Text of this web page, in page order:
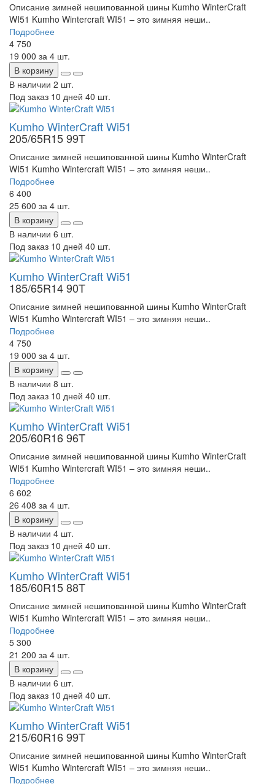
Описание зимней нешипованной шины Kumho WinterCraft
WI51 Kumho Wintercraft WI51 – это зимняя неши..
Подробнее
4 750
19 000 за 4 шт.
В корзину
В наличии 2 шт.
Под заказ 10 дней 40 шт.
Kumho WinterCraft Wi51
205/65R15 99T
Описание зимней нешипованной шины Kumho WinterCraft
WI51 Kumho Wintercraft WI51 – это зимняя неши..
Подробнее
6 400
25 600 за 4 шт.
В корзину
В наличии 6 шт.
Под заказ 10 дней 40 шт.
Kumho WinterCraft Wi51
185/65R14 90T
Описание зимней нешипованной шины Kumho WinterCraft
WI51 Kumho Wintercraft WI51 – это зимняя неши..
Подробнее
4 750
19 000 за 4 шт.
В корзину
В наличии 8 шт.
Под заказ 10 дней 40 шт.
Kumho WinterCraft Wi51
205/60R16 96T
Описание зимней нешипованной шины Kumho WinterCraft
WI51 Kumho Wintercraft WI51 – это зимняя неши..
Подробнее
6 602
26 408 за 4 шт.
В корзину
В наличии 4 шт.
Под заказ 10 дней 40 шт.
Kumho WinterCraft Wi51
185/60R15 88T
Описание зимней нешипованной шины Kumho WinterCraft
WI51 Kumho Wintercraft WI51 – это зимняя неши..
Подробнее
5 300
21 200 за 4 шт.
В корзину
В наличии 6 шт.
Под заказ 10 дней 40 шт.
Kumho WinterCraft Wi51
215/60R16 99T
Описание зимней нешипованной шины Kumho WinterCraft
WI51 Kumho Wintercraft WI51 – это зимняя неши..
Подробнее